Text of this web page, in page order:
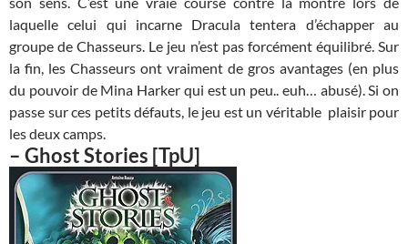
laquelle celui qui incarne Dracula tentera d’échapper au
groupe de Chasseurs. Le jeu n’est pas forcément équilibré. Sur
la fin, les Chasseurs ont vraiment de gros avantages (en plus
du pouvoir de Mina Harker qui est un peu.. euh… abusé). Si on
passe sur ces petits défauts, le jeu est un véritable plaisir pour
les deux camps.
– Ghost Stories [TpU]